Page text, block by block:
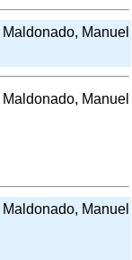
Maldonado, Manuel
Maldonado, Manuel
Maldonado, Manuel